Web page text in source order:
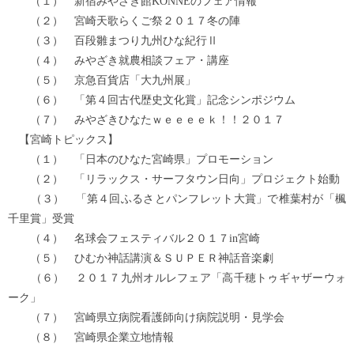
（２） 宮崎天歌らくご祭２０１７冬の陣
（３） 百段雛まつり九州ひな紀行Ⅱ
（４） みやざき就農相談フェア・講座
（５） 京急百貨店「大九州展」
（６） 「第４回古代歴史文化賞」記念シンポジウム
（７） みやざきひなたｗｅｅｅｅｋ！！２０１７
【宮崎トピックス】
（１） 「日本のひなた宮崎県」プロモーション
（２） 「リラックス・サーフタウン日向」プロジェクト始動
（３） 「第４回ふるさとパンフレット大賞」で椎葉村が「楓
千里賞」受賞
（４） 名球会フェスティバル２０１７in宮崎
（５） ひむか神話講演＆ＳＵＰＥＲ神話音楽劇
（６） ２０１７九州オルレフェア「高千穂トゥギャザーウォ
ーク」
（７） 宮崎県立病院看護師向け病院説明・見学会
（８） 宮崎県企業立地情報